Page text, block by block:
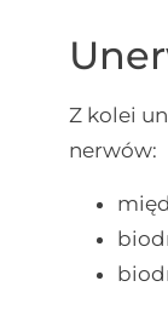
Z kolei
nerwów: